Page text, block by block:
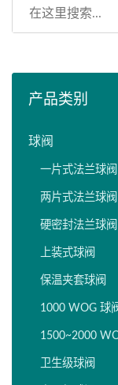
产品类别
球阀
一片式法兰球阀
两片式法兰球阀
硬密封法兰球阀
上装式球阀
保温夹套球阀
1000 WOG 球
1500~2000
卫生级球阀